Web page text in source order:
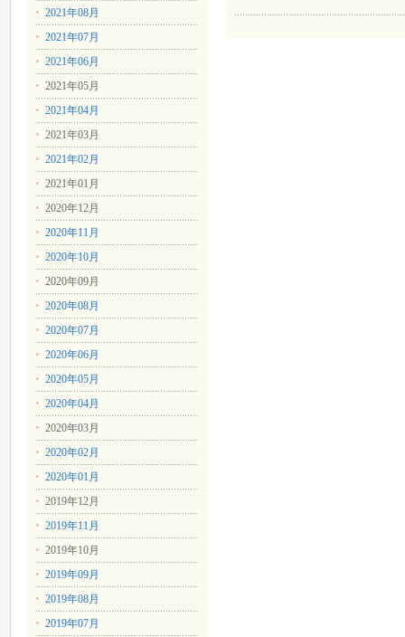
2021年08月
2021年07月
2021年06月
2021年05月
2021年04月
2021年03月
2021年02月
2021年01月
2020年12月
2020年11月
2020年10月
2020年09月
2020年08月
2020年07月
2020年06月
2020年05月
2020年04月
2020年03月
2020年02月
2020年01月
2019年12月
2019年11月
2019年10月
2019年09月
2019年08月
2019年07月